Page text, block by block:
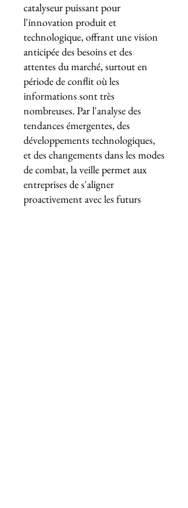
catalyseur puissant pour
l'innovation produit et
technologique, offrant une vision
anticipée des besoins et des
attentes du marché, surtout en
période de conflit où les
informations sont très
nombreuses. Par l'analyse des
tendances émergentes, des
développements technologiques,
et des changements dans les modes
de combat, la veille permet aux
entreprises de s'aligner
proactivement avec les futurs